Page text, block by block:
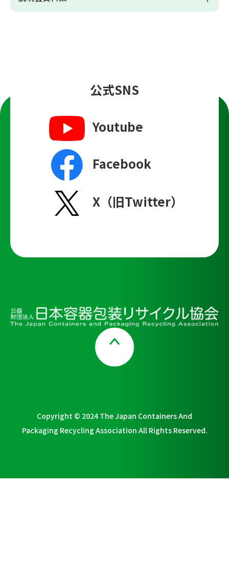
公式SNS
Youtube
Facebook
X（旧Twitter）
Copyright © 2024 The Japan Containers And
Packaging Recycling Association All Rights Reserved.